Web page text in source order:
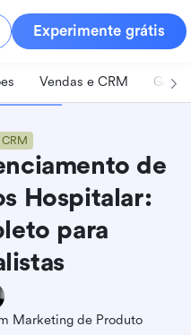
Experimente grátis
Vendas e CRM
de
Hospitalar:
para
Marketing de Produto